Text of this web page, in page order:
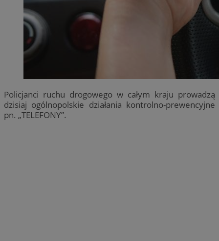
Policjanci ruchu drogowego w całym kraju prowadzą
dzisiaj ogólnopolskie działania kontrolno-prewencyjne
pn. „TELEFONY”.